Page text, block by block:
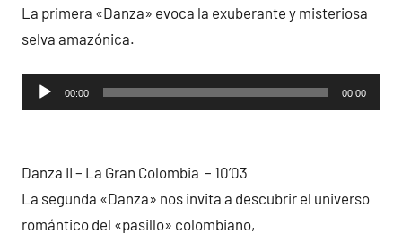
La primera «Danza» evoca la exuberante y misteriosa
selva amazónica.
Reproductor
de
00:00 00:00
Danza II – La Gran Colombia – 10’03
La segunda «Danza» nos invita a descubrir el universo
romántico del «pasillo» colombiano,